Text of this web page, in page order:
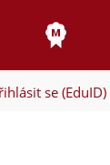
se (EduID)